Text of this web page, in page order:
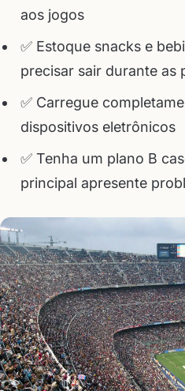
aos jogos
✅ Estoque snacks e
precisar sair durante as
✅ Carregue
dispositivos eletrônicos
✅ Tenha um plano B
principal apresente